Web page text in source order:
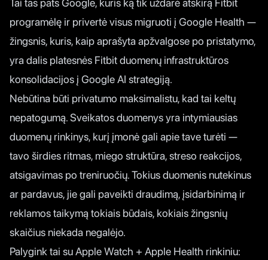
Tai tas pats Google, kuris ką tik uždarė atskirą Fitbit
programėlę ir privertė visus migruoti į Google Health —
žingsnis, kuris, kaipaprašyta apžvalgose po pristatymo,
yra dalis platesnės Fitbit duomenų infrastruktūros
konsolidacijos į Google AI strategiją.
Nebūtina būti privatumo maksimalistu, kad tai keltų
nepatogumą. Sveikatos duomenys yra intymiausias
duomenų rinkinys, kurį įmonė gali apie tave turėti —
tavo širdies ritmas, miego struktūra, streso reakcijos,
atsigavimas po treniruočių. Tokius duomenis nutekinus
ar pardavus, jie gali paveikti draudimą, įsidarbinimą ir
reklamos taikymą tokiais būdais, kokiais žingsnių
skaičius niekada negalėjo.
Palygink tai su Apple Watch + Apple Health rinkiniu: